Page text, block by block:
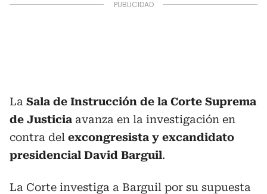
La Sala de Instrucción de la Corte Suprema
de Justicia avanza en la investigación en
contra del excongresista y excandidato
presidencial David Barguil.
La Corte investiga a Barguil por su supuesta